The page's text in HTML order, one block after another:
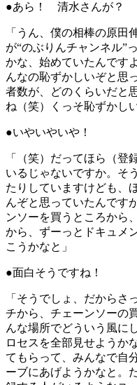
●あら！ 清水さんが？
「うん、僕の相棒の原田
が“のぶりんチャンネル”
かな、始めていたんです
んなの恥ずかしいぞと思
者数が、どのくらいだと
ね（笑）くっそ恥ずかし
●いやいやいや！
「（笑）だってほら（登
いるじゃないですか。そ
たりしていますけども、
んぞと思っていたんです
ンソーを買うところから
から、ずーっとドキュメ
こうかなと」
●面白そうですね！
「そうでしょ、だからさ
チから、チェーンソーの
んな場所でどういう風に
ロセスを全部見せようか
てもらって、みんなで自
ーブにあげようかなと。